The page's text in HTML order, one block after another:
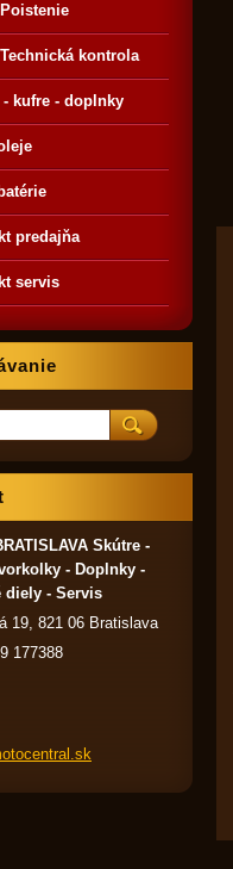
kontrola
- kufre - doplnky
predajňa
servis
Skútre -
- Doplnky -
diely - Servis
19, 821 06 Bratislava
177388
otocentral.sk